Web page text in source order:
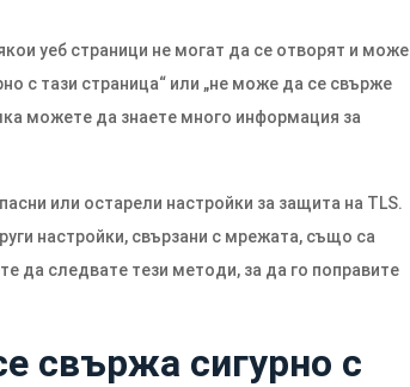
уеб страници не могат да се отворят и може
с тази страница“ или „не може да се свърже
можете да знаете много информация за
или остарели настройки за защита на TLS.
настройки, свързани с мрежата, също са
да следвате тези методи, за да го поправите
свържа сигурно с